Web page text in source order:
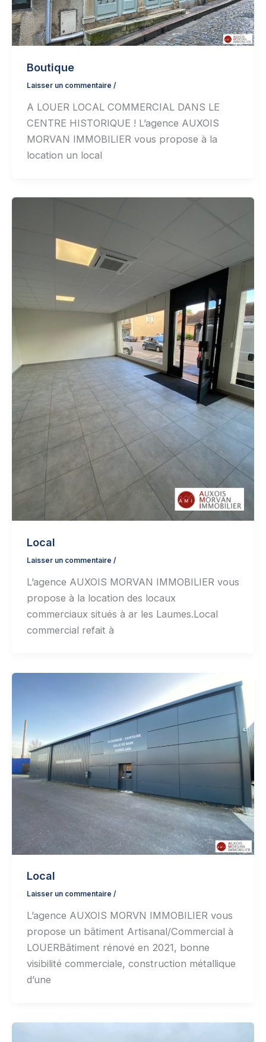
Boutique
Laisser un commentaire /
A LOUER LOCAL COMMERCIAL DANS LE
CENTRE HISTORIQUE ! L’agence AUXOIS
MORVAN IMMOBILIER vous propose à la
location un local
Local
Laisser un commentaire /
L’agence AUXOIS MORVAN IMMOBILIER vous
propose à la location des locaux
commerciaux situés à ar les Laumes.Local
commercial refait à
Local
Laisser un commentaire /
L’agence AUXOIS MORVN IMMOBILIER vous
propose un bâtiment Artisanal/Commercial à
LOUERBâtiment rénové en 2021, bonne
visibilité commerciale, construction métallique
d’une